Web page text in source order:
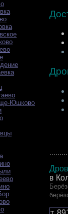
Юшково
в